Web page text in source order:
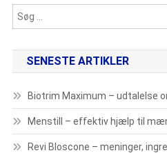
SENESTE ARTIKLER
Biotrim Maximum – udtalelse
Menstill – effektiv hjælp til
Revi Bloscone – meninger,